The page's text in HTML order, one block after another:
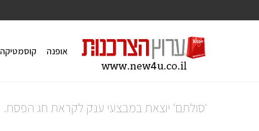
אופנה קוסמטיקה
'סולתם' יוצאת במבצעי ענק לקראת חג הפסח.